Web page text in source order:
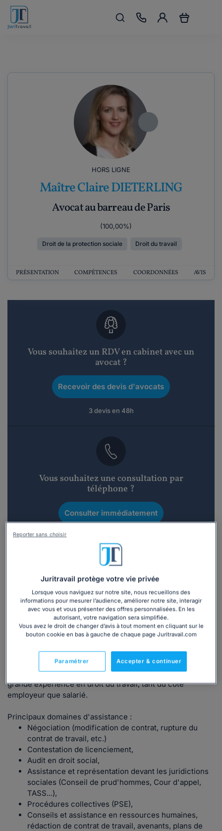
HORS LIGNE
Maître Claire DIETERLING
Avocat au barreau de Paris
(100,00%)
Droit de la protection sociale Droit du travail
PRÉSENTATION COMPÉTENCES COORDONNÉES AVIS
Vous souhaitez un RDV en cabinet avec un
avocat ?
Recevoir des devis d'avocats
3 devis en 48h
Vous souhaitez une consultation par
téléphone ?
Consulter immédiatement
ou appelez le
vendredi)
Vous êtes avocat ?
Présentation
Avocat au Barreau de Paris depuis 2008, Me Claire
DIETERLING conseille salariés et entreprises en droit du
travail au sein d'un cabinet d'avocats international.
Trilingue allemand-anglais-français, elle dispose d'une
grande expérience en droit du travail, tant du côté
employeur que salarié.
Principaux domaines d'assistance :
Négociation (modification de contrat, rupture du
contrat de travail, etc.)
Contestation de licenciement,
Audit en droit social,
Assistance et représentation devant les juridictions
sociales (Conseil de prud'hommes, Cour d'appel,
TASS...),
Procédures collectives (PSE),
Conseils et assistance en ressources humaines,
rédaction de contrat de travail, avenants, plans de
Juritravail protège votre vie privée
Lorsque vous naviguez sur notre site, nous recueillons des
informations pour mesurer l’audience, améliorer notre site, interagir
avec vous et vous présenter des offres personnalisées. En les
autorisant, votre navigation sera simplifiée.
Vous avez le droit de changer d’avis à tout moment en cliquant sur le
bouton cookie en bas à gauche de chaque page Juritravail.com
Accepter & continuer
Paramétrer
Reporter sans choisir